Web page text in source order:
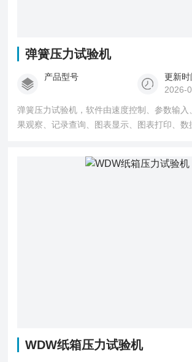
弹簧压力试验机
产品型号
更新时
2026-
弹簧压力试验机，软件由速度控制、参数输入
果观察、记录查询、图表显示、图表打印、数
WDW纸箱压力试验机